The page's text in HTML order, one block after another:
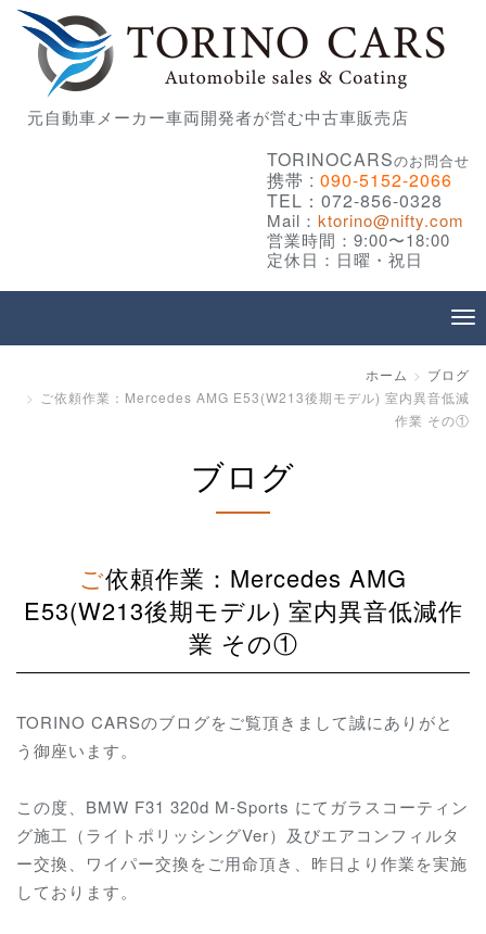
元自動車メーカー車両開発者が営む中古車販売店
TORINOCARSのお問合せ
携帯 : 090-5152-2066
TEL：072-856-0328
Mail： ktorino@nifty.com
営業時間：9:00〜18:00
定休日：日曜・祝日
ホーム
ブログ
ご依頼作業：Mercedes AMG E53(W213後期モデル) 室内異音低減
作業 その①
ブログ
ご依頼作業：Mercedes AMG
E53(W213後期モデル) 室内異音低減作
業 その①
TORINO CARSのブログをご覧頂きまして誠にありがと
う御座います。
この度、BMW F31 320d M-Sports にてガラスコーティン
グ施工（ライトポリッシングVer）及びエアコンフィルタ
ー交換、ワイパー交換をご用命頂き、昨日より作業を実施
しております。